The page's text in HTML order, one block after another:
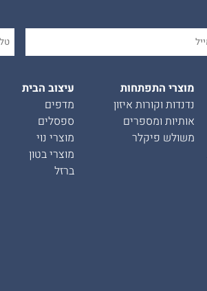
מוצרי התפתחות
נדנדות וקורות איזון
אותיות ומספרים
משולש פיקלר
עיצוב הבית
מדפים
ספסלים
מוצרי נוי
מוצרי בטון
ברזל